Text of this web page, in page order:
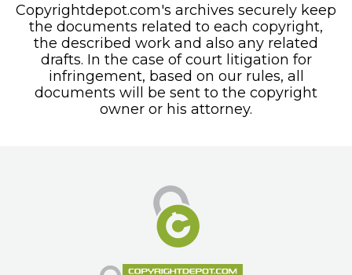
Copyrightdepot.com's archives securely keep
the documents related to each copyright,
the described work and also any related
drafts. In the case of court litigation for
infringement, based on our rules, all
documents will be sent to the copyright
owner or his attorney.